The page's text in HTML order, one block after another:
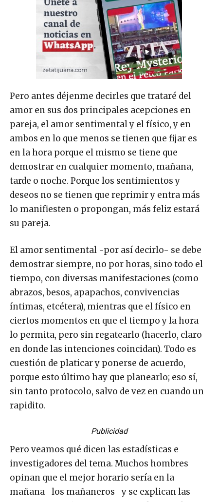
Pero antes déjenme decirles que trataré del
amor en sus dos principales acepciones en
pareja, el amor sentimental y el físico, y en
ambos en lo que menos se tienen que fijar es
en la hora porque el mismo se tiene que
demostrar en cualquier momento, mañana,
tarde o noche. Porque los sentimientos y
deseos no se tienen que reprimir y entra más
lo manifiesten o propongan, más feliz estará
su pareja.
El amor sentimental -por así decirlo- se debe
demostrar siempre, no por horas, sino todo el
tiempo, con diversas manifestaciones (como
abrazos, besos, apapachos, convivencias
íntimas, etcétera), mientras que el físico en
ciertos momentos en que el tiempo y la hora
lo permita, pero sin regatearlo (hacerlo, claro
en donde las intenciones coincidan). Todo es
cuestión de platicar y ponerse de acuerdo,
porque esto último hay que planearlo; eso sí,
sin tanto protocolo, salvo de vez en cuando un
rapidito.
Publicidad
Pero veamos qué dicen las estadísticas e
investigadores del tema. Muchos hombres
opinan que el mejor horario sería en la
mañana -los mañaneros- y se explican las